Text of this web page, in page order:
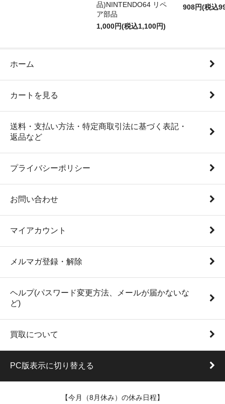
品)NINTENDO64 リペ
ア部品
1,000円(税込1,100円)
908円(税込
ホーム
カートを見る
送料・支払い方法・特定商取引法に基づく表記・
返品など
プライバシーポリシー
お問い合わせ
マイアカウント
メルマガ登録・解除
ヘルプ(パスワード変更方法、メールが届かないな
ど)
買取について
PC版表示に切り替える
【今月（8月休み）の休み日程】